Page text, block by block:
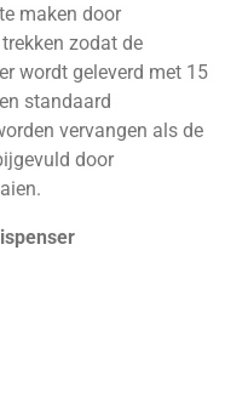
maken door
zodat de
wordt geleverd met 15
standaard
vervangen als de
door